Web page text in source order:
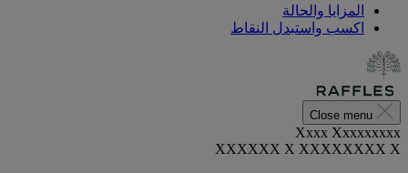
المزايا والحالة
اكسب واستبدل النقاط
Close menu
Xxxx Xxxxxxxxx
XXXXXX X XXXXXXXX X